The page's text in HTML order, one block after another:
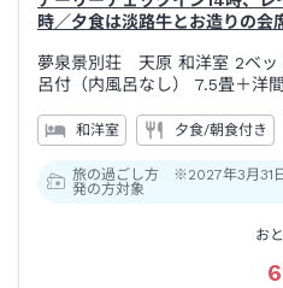
時／夕食は淡路牛とお造りの会
夢泉景別荘 天原 和洋室 2ベッ
呂付（内風呂なし） 7.5畳＋洋間
和洋室 夕食/朝食付き
旅の過ごし方 ※2027年3月31
発の方対象
お